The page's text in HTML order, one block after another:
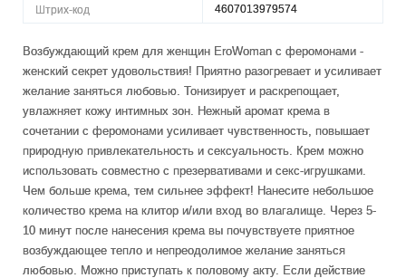
Штрих-код 4607013979574
Возбуждающий крем для женщин EroWoman с феромонами -
женский секрет удовольствия! Приятно разогревает и усиливает
желание заняться любовью. Тонизирует и раскрепощает,
увлажняет кожу интимных зон. Нежный аромат крема в
сочетании с феромонами усиливает чувственность, повышает
природную привлекательность и сексуальность. Крем можно
использовать совместно с презервативами и секс-игрушками.
Чем больше крема, тем сильнее эффект! Нанесите небольшое
количество крема на клитор и/или вход во влагалище. Через 5-
10 минут после нанесения крема вы почувствуете приятное
возбуждающее тепло и непреодолимое желание заняться
любовью. Можно приступать к половому акту. Если действие